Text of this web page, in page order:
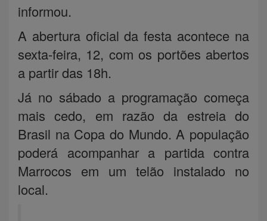
informou.
A abertura oficial da festa acontece na
sexta-feira, 12, com os portões abertos
a partir das 18h.
Já no sábado a programação começa
mais cedo, em razão da estreia do
Brasil na Copa do Mundo. A população
poderá acompanhar a partida contra
Marrocos em um telão instalado no
local.